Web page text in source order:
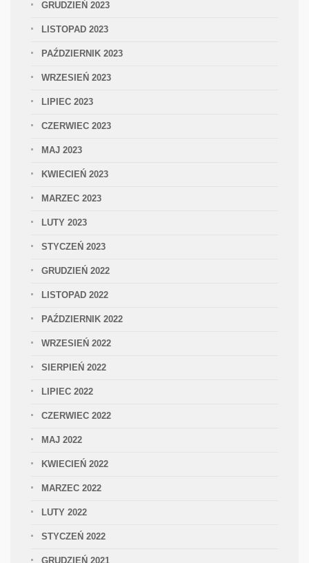
GRUDZIEŃ 2023
LISTOPAD 2023
PAŹDZIERNIK 2023
WRZESIEŃ 2023
LIPIEC 2023
CZERWIEC 2023
MAJ 2023
KWIECIEŃ 2023
MARZEC 2023
LUTY 2023
STYCZEŃ 2023
GRUDZIEŃ 2022
LISTOPAD 2022
PAŹDZIERNIK 2022
WRZESIEŃ 2022
SIERPIEŃ 2022
LIPIEC 2022
CZERWIEC 2022
MAJ 2022
KWIECIEŃ 2022
MARZEC 2022
LUTY 2022
STYCZEŃ 2022
GRUDZIEŃ 2021